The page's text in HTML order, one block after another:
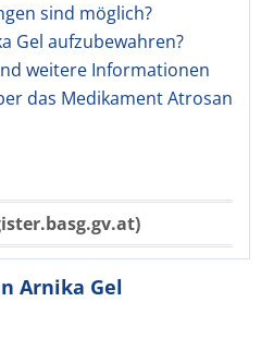
sind möglich?
Gel aufzubewahren?
weitere Informationen
das Medikament Atrosan
Arnika Gel